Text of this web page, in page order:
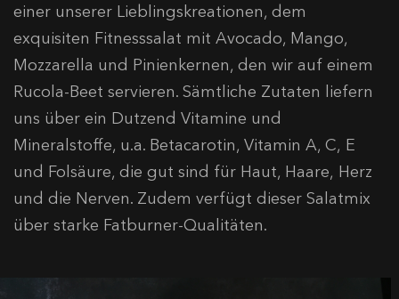
einer unserer Lieblingskreationen, dem
exquisiten Fitnesssalat mit Avocado, Mango,
Mozzarella und Pinienkernen, den wir auf einem
Rucola-Beet servieren. Sämtliche Zutaten liefern
uns über ein Dutzend Vitamine und
Mineralstoffe, u.a. Betacarotin, Vitamin A, C, E
und Folsäure, die gut sind für Haut, Haare, Herz
und die Nerven. Zudem verfügt dieser Salatmix
über starke Fatburner-Qualitäten.